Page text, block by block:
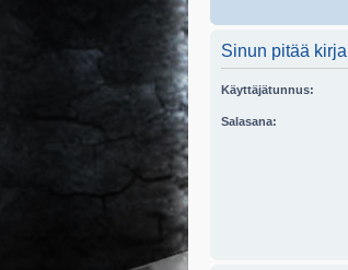
Sinun pitää
Käyttäjätunnus:
Salasana: